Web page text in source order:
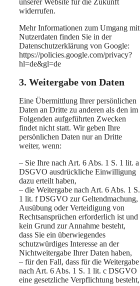
widerrufen.
Mehr Informationen zum Umgang mit
Nutzerdaten finden Sie in der
Datenschutzerklärung von Google:
https://policies.google.com/privacy?
hl=de&gl=de
3. Weitergabe von Daten
Eine Übermittlung Ihrer persönlichen
Daten an Dritte zu anderen als den im
Folgenden aufgeführten Zwecken
findet nicht statt. Wir geben Ihre
persönlichen Daten nur an Dritte
weiter, wenn:
– Sie Ihre nach Art. 6 Abs. 1 S. 1 lit. a
DSGVO ausdrückliche Einwilligung
dazu erteilt haben,
– die Weitergabe nach Art. 6 Abs. 1 S.
1 lit. f DSGVO zur Geltendmachung,
Ausübung oder Verteidigung von
Rechtsansprüchen erforderlich ist und
kein Grund zur Annahme besteht,
dass Sie ein überwiegendes
schutzwürdiges Interesse an der
Nichtweitergabe Ihrer Daten haben,
– für den Fall, dass für die Weitergabe
nach Art. 6 Abs. 1 S. 1 lit. c DSGVO
eine gesetzliche Verpflichtung besteht,